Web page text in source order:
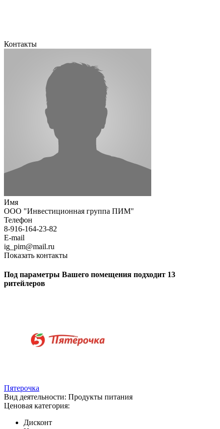
Контакты
Имя
ООО "Инвестиционная группа ПИМ"
Телефон
8-916-164-23-82
E-mail
ig_pim@mail.ru
Показать контакты
Под параметры Вашего помещения подходит 13
ритейлеров
Пятерочка
Вид деятельности: Продукты питания
Ценовая категория:
Дисконт